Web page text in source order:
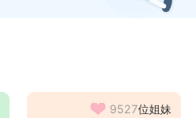
9527位姐妹